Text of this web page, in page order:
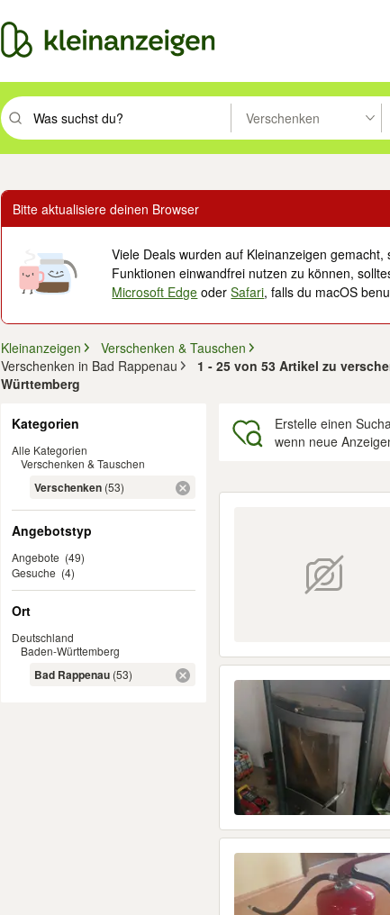
Suchbegriff eingeben. Eingabetaste drücken um zu suchen, oder
Verschenken
Bitte aktualisiere deinen Browser
Viele Deals wurden auf Kleinanzeigen
Funktionen einwandfrei nutzen zu können,
Microsoft Edge oderSafari, falls du macOS
Kleinanzeigen
Verschenken & Tauschen
Verschenken in Bad Rappenau
1 - 25 von 53 Artikel zu
Württemberg
Kategorien
Alle Kategorien
Verschenken & Tauschen
Verschenken (53)
Angebotstyp
Angebote (49)
Gesuche (4)
Ort
Deutschland
Baden-Württemberg
Bad Rappenau (53)
Erstelle einen
wenn neue